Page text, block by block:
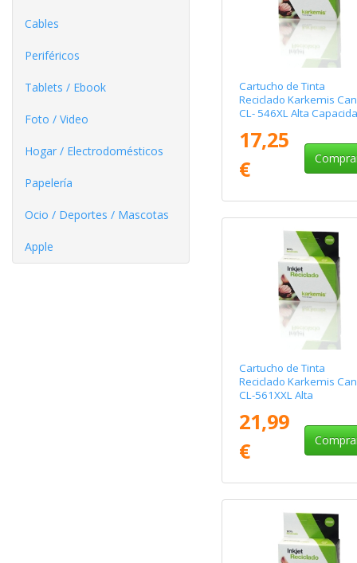
Cables
Periféricos
Tablets / Ebook
Foto / Video
Hogar / Electrodomésticos
Papelería
Ocio / Deportes / Mascotas
Apple
Cartucho de Tinta
Reciclado Karkemis
CL- 546XL Alta
17,25
€
Cartucho de Tinta
Reciclado Karkemis
CL-561XXL Alta
21,99
€